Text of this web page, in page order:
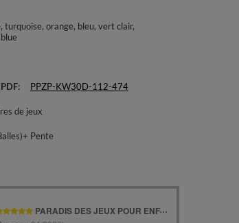
turquoise orange bleu vert clair
PPZP-KW30D-112-474
de jeux
Pente